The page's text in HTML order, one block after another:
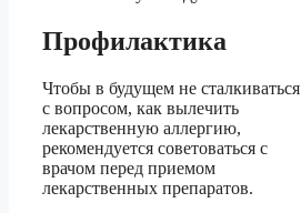
Профилактика
Чтобы в будущем не сталкиваться
с вопросом, как вылечить
лекарственную аллергию,
рекомендуется советоваться с
врачом перед приемом
лекарственных препаратов.